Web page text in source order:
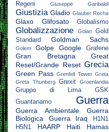
Regeni
Giuseppe Garibaldi
Giustizia Gladio Glauber Rocha
Glaxo Glifosato Globalismo
Globalizzazione Golan Gold
Standard
Goldman Sachs
Golem Golpe Google Grafene
Gran Bretagna
Great
Reset/Grande Reset Grecia
Green Pass Grenfell Tower Greta
Greta Thunberg Grexit Groenlandia
Gruppo di Lima
GSK
Guantanamo
Guerra
Guerra Ambientale
Guerra
Biologica
Guerra Iraq
H1N1
H5N1
HAARP Haiti Hamas